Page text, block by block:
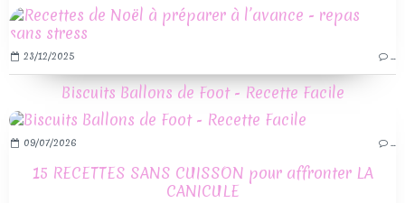
23/12/2025 …
Biscuits Ballons de Foot - Recette Facile
09/07/2026 …
15 RECETTES SANS CUISSON pour affronter LA
CANICULE